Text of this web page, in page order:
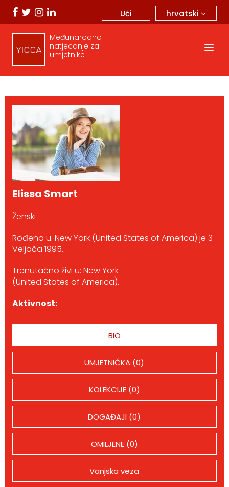
hrvatski
Ući
Međunarodno
natjecanje za
umjetnike
Elissa Smart
Ženski
Rođena u: New York (United States of America) je 3
Veljača 1995.
Trenutačno živi u: New York
(United States of America).
Aktivnost:
BIO
UMJETNIČKA (0)
KOLEKCIJE (0)
DOGAĐAJI (0)
OMILJENE (0)
Vanjska veza